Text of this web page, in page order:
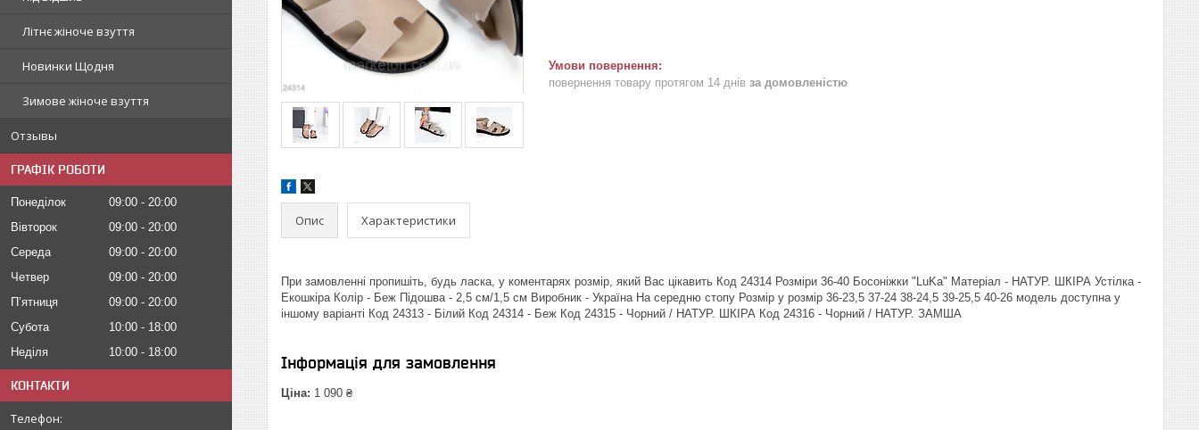
Літнє жіноче взуття
Новинки Щодня
Зимове жіноче взуття
Отзывы
ГРАФІК РОБОТИ
Понеділок 09:00
20:00
Вівторок
09:00
20:00
Середа
09:00
20:00
Четвер
09:00
20:00
Пʼятниця
09:00
20:00
Субота
10:00
18:00
Неділя
10:00 18:00
КОНТАКТИ
повернення товару протягом 14 днів за домовленістю
Опис Характеристики
При замовленні пропишіть, будь ласка, у коментарях розмір, який Вас цікавить Код 24314 Розміри 36-40 Босоніжки "LuKa" Матеріал - НАТУР. ШКІРА Устілка -
Екошкіра Колір - Беж Підошва - 2,5 см/1,5 см Виробник - Україна На середню стопу Розмір у розмір 36-23,5 37-24 38-24,5 39-25,5 40-26 модель доступна у
іншому варіанті Код 24313 - Білий Код 24314 - Беж Код 24315 - Чорний / НАТУР. ШКІРА Код 24316 - Чорний / НАТУР. ЗАМША
Інформація для замовлення
Ціна: 1 090 ₴